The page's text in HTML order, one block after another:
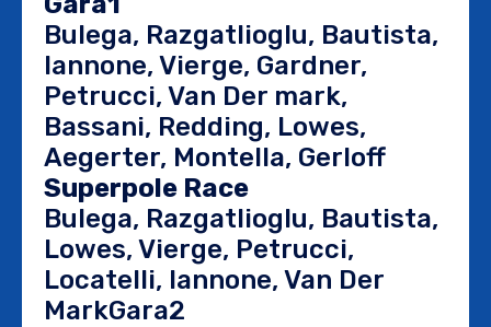
Bulega, Razgatlioglu, Bautista,
Iannone, Vierge, Gardner,
Petrucci, Van Der mark,
Bassani, Redding, Lowes,
Aegerter, Montella, Gerloff
Superpole Race
Bulega, Razgatlioglu, Bautista,
Lowes, Vierge, Petrucci,
Locatelli, Iannone, Van Der
MarkGara2